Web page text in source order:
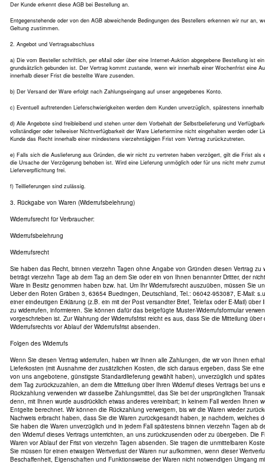
Der Kunde erkennt diese AGB bei Bestellung an.
Entgegenstehende oder von den AGB abweichende Bedingungen des Bestellers erkennen wir nur an,
Geltung zustimmen.
2. Angebot und Vertragsabschluss
a) Die vom Besteller schriftlich, per eMail oder über eine Internet-Auktion abgegebene Bestellung ist
grundsätzlich gebunden ist. Der Vertrag kommt zustande, wenn wir innerhalb einer Wochenfrist eine
innerhalb dieser Frist die bestellte Ware zusenden.
b) Der Versand der Ware erfolgt nach Zahlungseingang auf unser angegebenes Konto.
c) Eventuell auftretenden Lieferschwierigkeiten werden dem Kunden unverzüglich, spätestens
d) Alle Angebote sind freibleibend und stehen unter dem Vorbehalt der Selbstbelieferung und
vollständiger oder teilweiser Nichtverfügbarkeit der Ware Liefertermine nicht eingehalten werden oder
Kunde das Recht innerhalb einer mindestens vierzehntägigen Frist vom Vertrag zurückzutreten.
e) Falls sich die Auslieferung aus Gründen, die wir nicht zu vertreten haben verzögert, gilt die Frist als
die Ursache der Verzögerung behoben ist. Wird eine Lieferung unmöglich oder für uns nicht mehr
Lieferverpflichtung frei.
f) Teillieferungen sind zulässig.
3. Rückgabe von Waren (Widerrufsbelehrung)
Widerrufsrecht für Verbraucher:
Widerrufsbelehrung
Widerrufsrecht
Sie haben das Recht, binnen vierzehn Tagen ohne Angabe von Gründen diesen Vertrag zu
beträgt vierzehn Tage ab dem Tag an dem Sie oder ein von Ihnen benannter Dritter, der
Ware in Besitz genommen haben bzw. hat. Um Ihr Widerrufsrecht auszuüben, müssen Sie
Ueber den Roten Gräben 3, 63654 Buedingen, Deutschland, Tel.: 06042-953087, E-Mail:
einer eindeutigen Erklärung (z.B. ein mit der Post versandter Brief, Telefax oder E-Mail) über
zu widerrufen, informieren. Sie können dafür das beigefügte Muster-Widerrufsformular
vorgeschrieben ist. Zur Wahrung der Widerrufsfrist reicht es aus, dass Sie die Mitteilung
Widerrufsrechts vor Ablauf der Widerrufsfrist absenden.
Folgen des Widerrufs
Wenn Sie diesen Vertrag widerrufen, haben wir Ihnen alle Zahlungen, die wir von Ihnen
Lieferkosten (mit Ausnahme der zusätzlichen Kosten, die sich daraus ergeben, dass Sie
von uns angebotene, günstigste Standardlieferung gewählt haben), unverzüglich und
dem Tag zurückzuzahlen, an dem die Mitteilung über Ihren Widerruf dieses Vertrags bei uns
Rückzahlung verwenden wir dasselbe Zahlungsmittel, das Sie bei der ursprünglichen
denn, mit Ihnen wurde ausdrücklich etwas anderes vereinbart; in keinem Fall werden Ihnen
Entgelte berechnet. Wir können die Rückzahlung verweigern, bis wir die Waren wieder
Nachweis erbracht haben, dass Sie die Waren zurückgesandt haben, je nachdem, welches
Sie haben die Waren unverzüglich und in jedem Fall spätestens binnen vierzehn Tagen ab
den Widerruf dieses Vertrags unterrichten, an uns zurückzusenden oder zu übergeben. Die
Waren vor Ablauf der Frist von vierzehn Tagen absenden. Sie tragen die unmittelbaren
Sie müssen für einen etwaigen Wertverlust der Waren nur aufkommen, wenn dieser
Beschaffenheit, Eigenschaften und Funktionsweise der Waren nicht notwendigen Umgang